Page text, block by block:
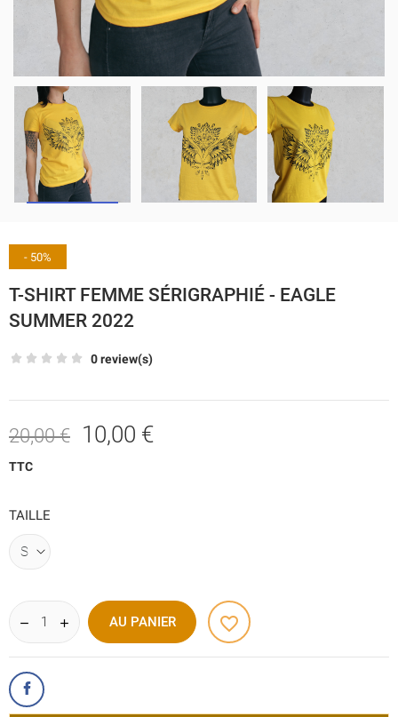
- 50%
T-SHIRT FEMME SÉRIGRAPHIÉ - EAGLE
SUMMER 2022
0 review(s)
20,00 € 10,00 €
TTC
TAILLE
AU PANIER favorite_border